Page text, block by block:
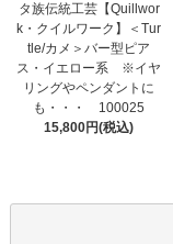
タ族伝統工芸【Quillwor
k・クイルワーク】＜Tur
tle/カメ＞バー型ピア
ス・イエロー系 ※イヤ
リングやペンダントに
も・・・ 100025
15,800円(税込)